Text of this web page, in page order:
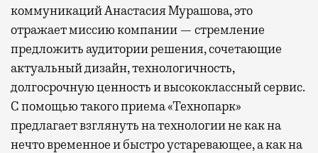
коммуникаций Анастасия Мурашова, это
отражает миссию компании — стремление
предложить аудитории решения, сочетающие
актуальный дизайн, технологичность,
долгосрочную ценность и высококлассный сервис.
С помощью такого приема «Технопарк»
предлагает взглянуть на технологии не как на
нечто временное и быстро устаревающее, а как на